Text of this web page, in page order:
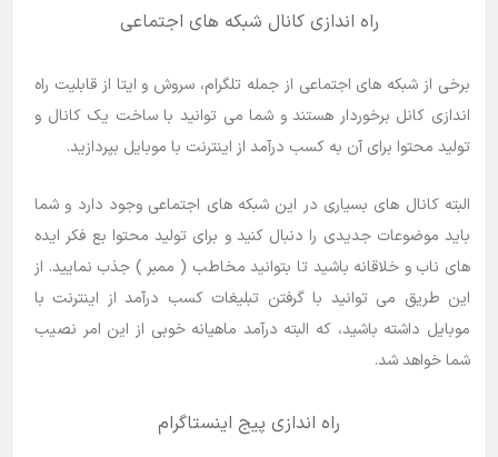
راه اندازی کانال شبکه های اجتماعی
برخی از شبکه های اجتماعی از جمله تلگرام، سروش و ایتا از قابلیت راه
اندازی کانل برخوردار هستند و شما می توانید با ساخت یک کانال و
تولید محتوا برای آن به کسب درآمد از اینترنت با موبایل بپردازید.
البته کانال های بسیاری در این شبکه های اجتماعی وجود دارد و شما
باید موضوعات جدیدی را دنبال کنید و برای تولید محتوا بع فکر ایده
های ناب و خلاقانه باشید تا بتوانید مخاطب ( ممبر ) جذب نمایید. از
این طریق می توانید با گرفتن تبلیغات کسب درآمد از اینترنت با
موبایل داشته باشید، که البته درآمد ماهیانه خوبی از این امر نصیب
شما خواهد شد.
راه اندازی پیج اینستاگرام